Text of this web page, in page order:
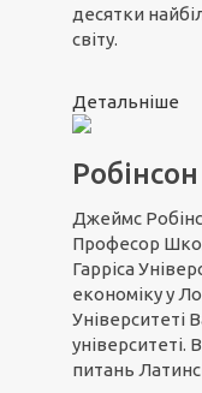
десятки
світу.
Детальніше
Робінсон
Джеймс
Професор
Гарріса
економіку у
Університеті
університеті.
питань